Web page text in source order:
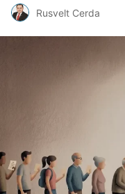
Rusvelt Cerda